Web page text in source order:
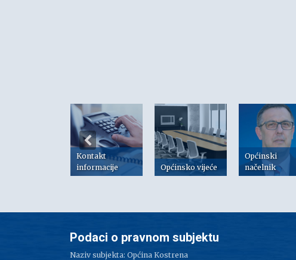
Kontakt
informacije
Općinsko vijeće
Općinski
načelnik
Podaci o pravnom subjektu
Naziv subjekta: Općina Kostrena